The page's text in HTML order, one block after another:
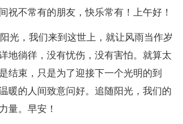
祝不常有的朋友，快乐常有！上午好！
光，我们来到这世上，就让风雨当作岁
地徜徉，没有忧伤，没有害怕。就算太
结束，只是为了迎接下一个光明的到
暖的人间致意问好。追随阳光，我们的
量。早安！